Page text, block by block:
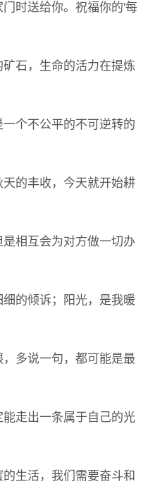
时送给你。祝福你的'每
石，生命的活力在提炼
个不公平的不可逆转的
的丰收，今天就开始耕
相互会为对方做一切办
的倾诉；阳光，是我暖
多说一句，都可能是最
走出一条属于自己的光
生活，我们需要奋斗和